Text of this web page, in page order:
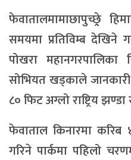
फेवातालमामाछापुच्छ्रे्
समयमा प्रतिविम्ब देखिने
पोखरा महानगरपालिका
सोभियत खड्काले
८० फिट अग्लो राष्ट्रिय
फेवाताल किनारमा करिब
गरिने पार्कमा पहिलो